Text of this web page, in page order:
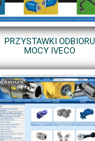
PRZYSTAWKI ODBIORU
MOCY IVECO